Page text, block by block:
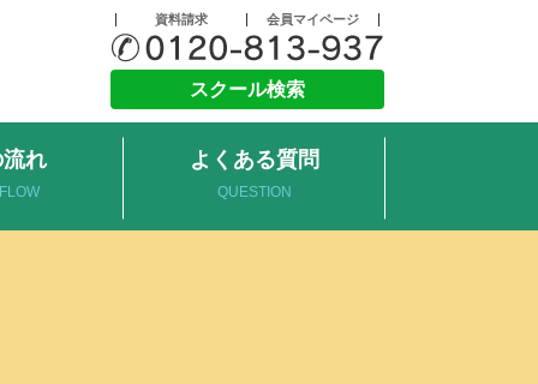
資料請求 会員マイページ
スクール検索
れ よくある質問
QUESTION